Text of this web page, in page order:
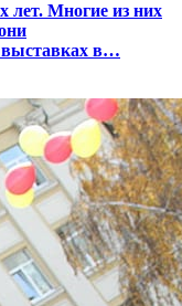
лет. Многие из них
выставках в…